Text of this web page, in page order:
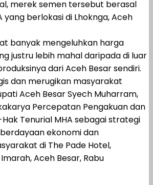
merek semen tersebut berasal
yang berlokasi di Lhoknga, Aceh
banyak mengeluhkan harga
justru lebih mahal daripada di luar
dari Aceh Besar sendiri.
dan merugikan masyarakat
Aceh Besar Syech Muharram,
Percepatan Pengakuan dan
Tenurial MHA sebagai strategi
ekonomi dan
di The Pade Hotel,
Aceh Besar, Rabu